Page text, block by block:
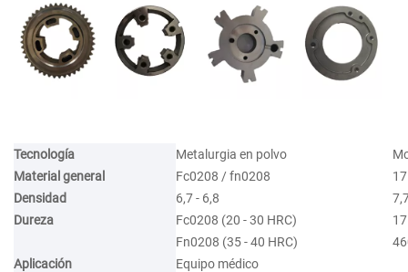
Tecnología Metalurgia en polvo
Material general
Fc0208 / fn0208
Densidad
6,7 - 6,8
Dureza
Fc0208 (20 - 30 HRC)
Fn0208 (35 - 40 HRC)
Aplicación
Equipo médico